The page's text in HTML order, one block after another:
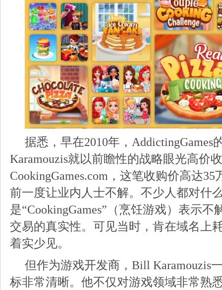
据悉，早在2010年，AddictingGames
Karamouzis就以前瞻性的战略眼光高价
CookingGames.com，这笔收购价高达
前一度让业内人士不解。不少人都对什
是“CookingGames”（烹饪游戏）表示
交易的真实性。可见当时，肯在域名上
着实少见。
但作为游戏开发商，Bill Karamouzis
标非常清晰。他不仅对游戏领域非常熟